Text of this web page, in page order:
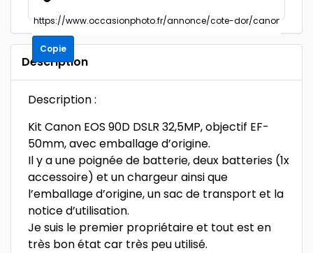
Copie
Description
Description :
Kit Canon EOS 90D DSLR 32,5MP, objectif EF-
50mm, avec emballage d’origine.
Il y a une poignée de batterie, deux batteries (1x
accessoire) et un chargeur ainsi que
l’emballage d’origine, un sac de transport et la
notice d’utilisation.
Je suis le premier propriétaire et tout est en
très bon état car très peu utilisé.